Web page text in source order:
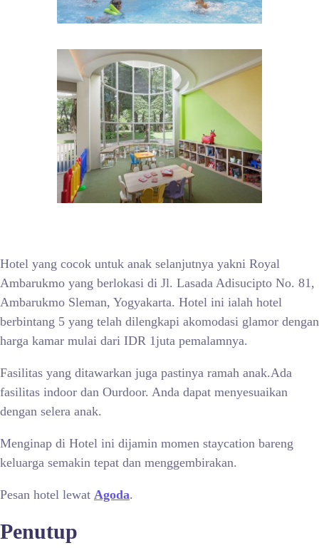
Hotel yang cocok untuk anak selanjutnya yakni Royal
Ambarukmo yang berlokasi di Jl. Lasada Adisucipto No. 81,
Ambarukmo Sleman, Yogyakarta. Hotel ini ialah hotel
berbintang 5 yang telah dilengkapi akomodasi glamor dengan
harga kamar mulai dari IDR 1juta pemalamnya.
Fasilitas yang ditawarkan juga pastinya ramah anak.Ada
fasilitas indoor dan Ourdoor. Anda dapat menyesuaikan
dengan selera anak.
Menginap di Hotel ini dijamin momen staycation bareng
keluarga semakin tepat dan menggembirakan.
Pesan hotel lewat Agoda.
Penutup